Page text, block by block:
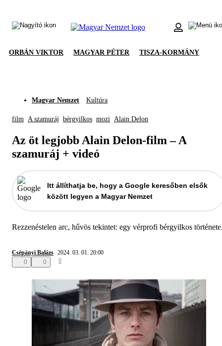
ORBÁN VIKTOR MAGYAR PÉTER TISZA-KORMÁNY
Magyar Nemzet Kultúra
film A szamuráj bérgyilkos mozi Alain Delon
Az öt legjobb Alain Delon-film – A
szamuráj + videó
Itt állíthatja be, hogy a Google keresőben elsők
között legyen a Magyar Nemzet
Rezzenéstelen arc, hűvös tekintet: egy vérprofi bérgyilkos
Csépányi Balázs 2024. 03. 01. 20:00
0
0 0